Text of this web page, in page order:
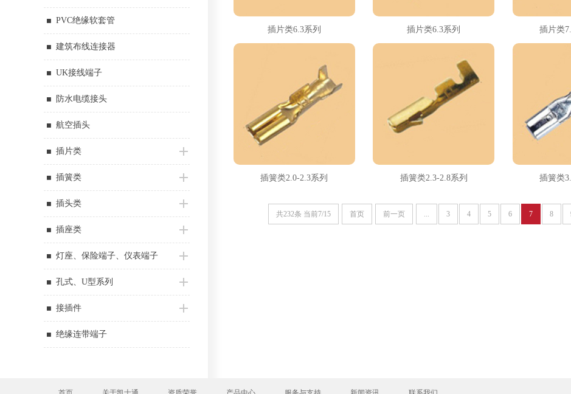
PVC绝缘软套管
建筑布线连接器
UK接线端子
防水电缆接头
航空插头
插片类
插簧类
插头类
插座类
灯座、保险端子、仪表端子
孔式、U型系列
接插件
绝缘连带端子
插片类6.3系列 插片类6.3系列 插片类
插簧类2.0-2.3系列 插簧类2.3-2.8系列 插簧类
共232条 当前7/15 首页 前一页 ... 3 4 5 6 7 8